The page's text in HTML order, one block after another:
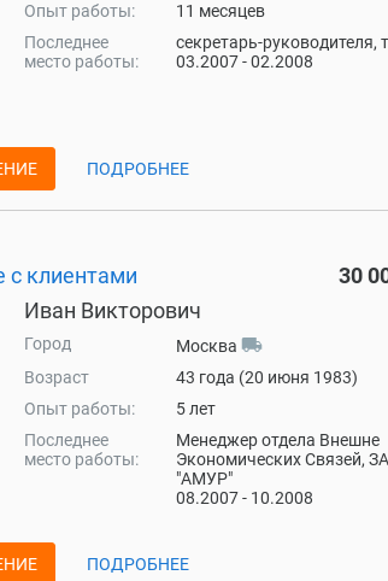
Опыт работы:
11 месяцев
Последнее
место работы:
секретарь-руководителя,
03.2007 - 02.2008
ПОДРОБНЕЕ
с клиентами 30
Иван Викторович
Город Москва local_shipping
Возраст
43 года (20 июня 1983)
Опыт работы:
5 лет
Последнее
место работы:
Менеджер отдела Внешне
Экономических Связей,
"АМУР"
08.2007 - 10.2008
ПОДРОБНЕЕ